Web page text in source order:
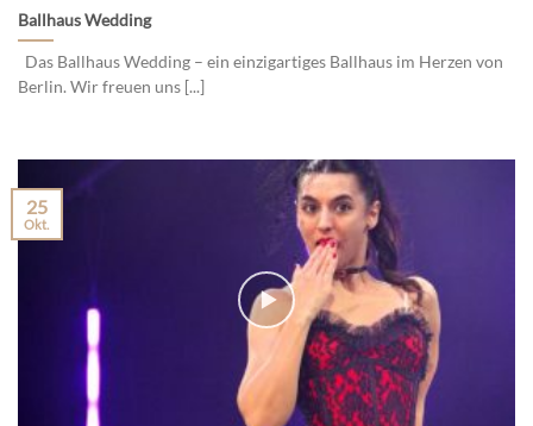
Ballhaus Wedding
Das Ballhaus Wedding – ein einzigartiges Ballhaus im Herzen von
Berlin. Wir freuen uns [...]
25
Okt.